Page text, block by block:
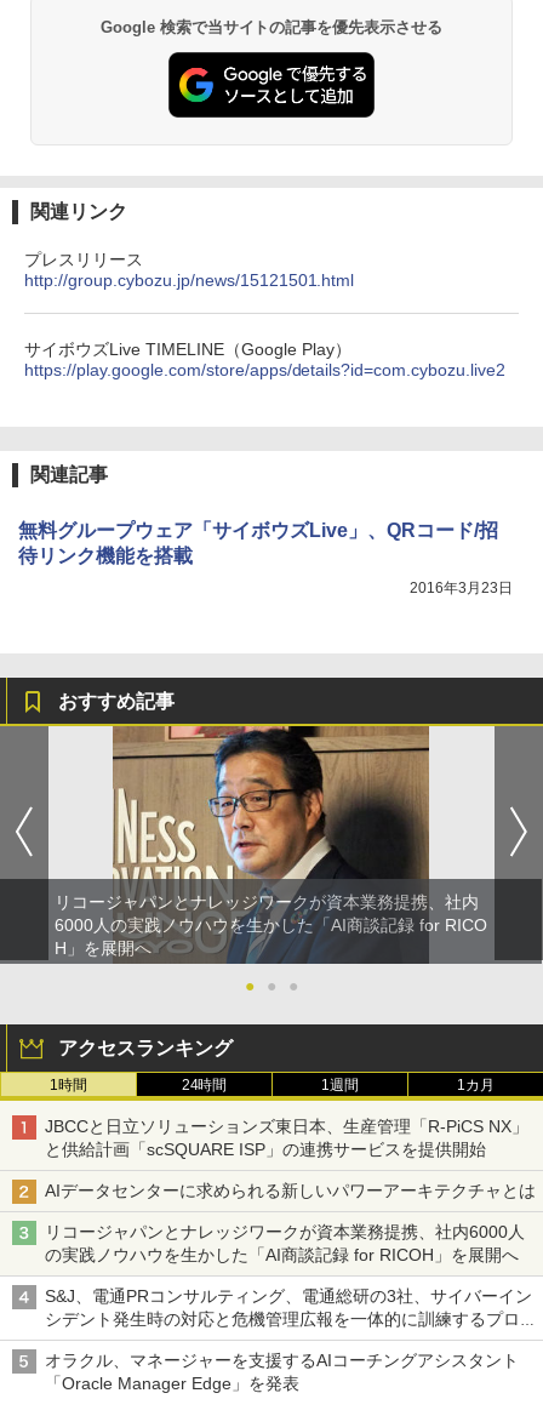
Google 検索で当サイトの記事を優先表示させる
関連リンク
プレスリリース
http://group.cybozu.jp/news/15121501.html
サイボウズLive TIMELINE（Google Play）
https://play.google.com/store/apps/details?id=com.cybozu.live2
関連記事
無料グループウェア「サイボウズLive」、QRコード/招
待リンク機能を搭載
2016年3月23日
おすすめ記事
リコージャパンとナレッジワークが資本業務提携、社内
6000人の実践ノウハウを生かした「AI商談記録 for RICO
H」を展開へ
●
● ●
アクセスランキング
1時間 24時間 1週間 1カ月
JBCCと日立ソリューションズ東日本、生産管理「R-PiCS NX」
と供給計画「scSQUARE ISP」の連携サービスを提供開始
AIデータセンターに求められる新しいパワーアーキテクチャとは
リコージャパンとナレッジワークが資本業務提携、社内6000人
の実践ノウハウを生かした「AI商談記録 for RICOH」を展開へ
S&J、電通PRコンサルティング、電通総研の3社、サイバーイン
シデント発生時の対応と危機管理広報を一体的に訓練するプログ
ラムを提供
オラクル、マネージャーを支援するAIコーチングアシスタント
「Oracle Manager Edge」を発表